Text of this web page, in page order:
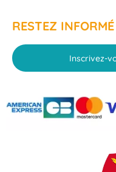
RESTEZ
Inscrivez-